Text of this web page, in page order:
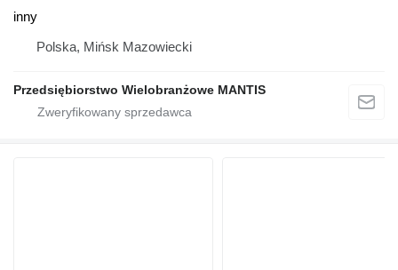
inny
Polska, Mińsk Mazowiecki
Przedsiębiorstwo Wielobranżowe MANTIS